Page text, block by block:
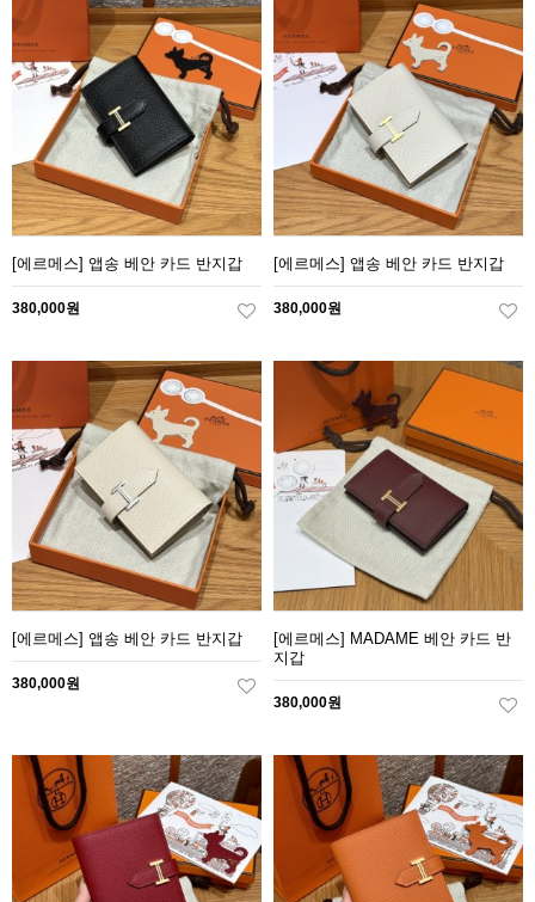
[에르메스] 앱송 베안 카드 반지갑
380,000원
[에르메스] 앱송 베안 카드 반지갑
380,000원
[에르메스] 앱송 베안 카드 반지갑
380,000원
[에르메스] MADAME 베안 카드 반
지갑
380,000원